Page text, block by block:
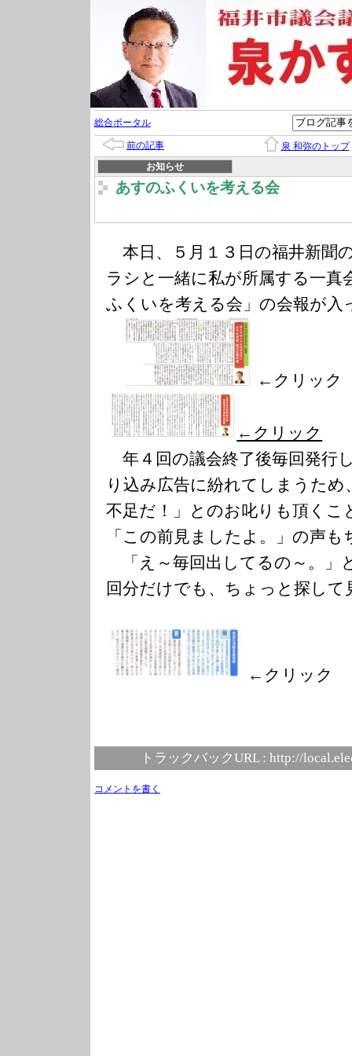
総合ポータル
前の記事
泉 和弥のトップ
お知らせ
あすのふくいを考える会
本日、５月１３日の福井新聞
ラシと一緒に私が所属する一真
ふくいを考える会」の会報が入
←クリック
←クリック
年４回の議会終了後毎回発行
り込み広告に紛れてしまうため
不足だ！」とのお叱りも頂くこ
「この前見ましたよ。」の声も
「え～毎回出してるの～。」
回分だけでも、ちょっと探して
←クリック
トラックバックURL : http://
コメントを書く